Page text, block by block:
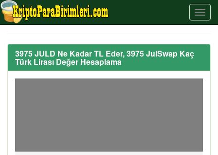
3975 JULD Ne Kadar TL Eder, 3975 JulSwap Kaç
Türk Lirası Değer Hesaplama